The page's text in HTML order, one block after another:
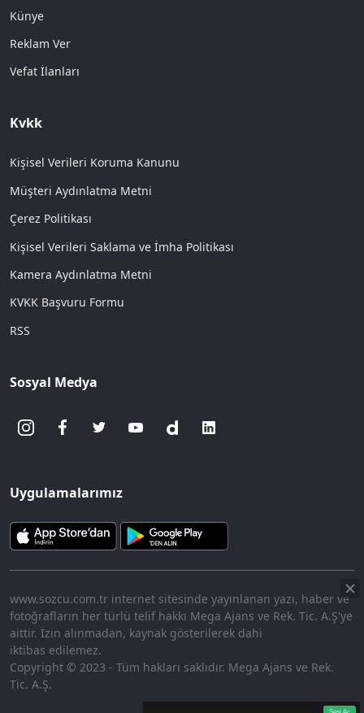
Aç
10.48%
Künye
Reklam Ver
Vefat İlanları
Kvkk
Kişisel Verileri Koruma Kanunu
Müşteri Aydınlatma Metni
Çerez Politikası
Kişisel Verileri Saklama ve İmha Politikası
Kamera Aydınlatma Metni
KVKK Başvuru Formu
RSS
Sosyal Medya
Uygulamalarımız
www.sozcu.com.tr internet sitesinde yayınlanan yazı, haber ve
fotoğrafların her türlü telif hakkı Mega Ajans ve Rek. Tic. A.Ş'ye
aittir. İzin alınmadan, kaynak gösterilerek dahi
iktibas edilemez.
Copyright © 2023 - Tüm hakları saklıdır. Mega Ajans ve Rek.
Tic. A.Ş.